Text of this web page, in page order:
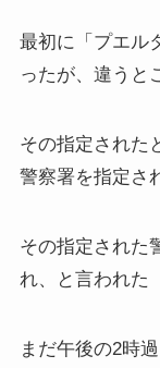
最初に「プエル
ったが、違うと
その指定された
警察署を指定さ
その指定された
れ、と言われた
まだ午後の2時